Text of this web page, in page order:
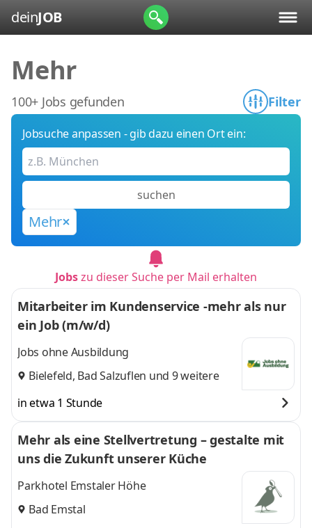
deinJOB
Mehr
100+ Jobs gefunden Filter
Jobsuche anpassen - gib dazu einen Ort ein:
suchen
Mehr
Jobszu dieser Suche per Mail erhalten
Mitarbeiter im Kundenservice -mehr als nur
ein Job (m/w/d)
Jobs ohne Ausbildung
Bielefeld, Bad Salzuflen und 9 weitere
in etwa 1 Stunde
Mehr als eine Stellvertretung – gestalte mit
uns die Zukunft unserer Küche
Parkhotel Emstaler Höhe
Bad Emstal